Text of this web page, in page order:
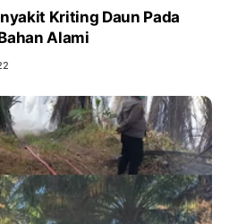
Kriting Daun Pada
Alami